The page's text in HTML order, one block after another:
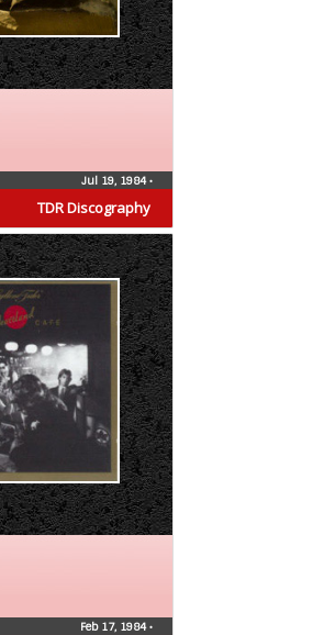
TDR Discography
Jul 19, 1984•
Feb 17, 1984•